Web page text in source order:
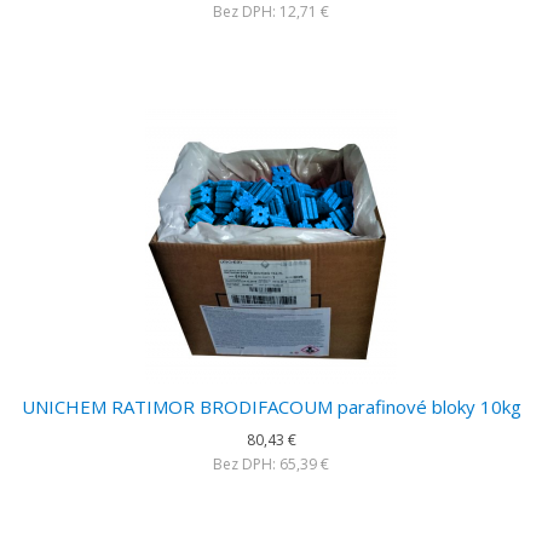
Bez DPH: 12,71 €
UNICHEM RATIMOR BRODIFACOUM parafinové bloky 10kg
80,43 €
Bez DPH: 65,39 €